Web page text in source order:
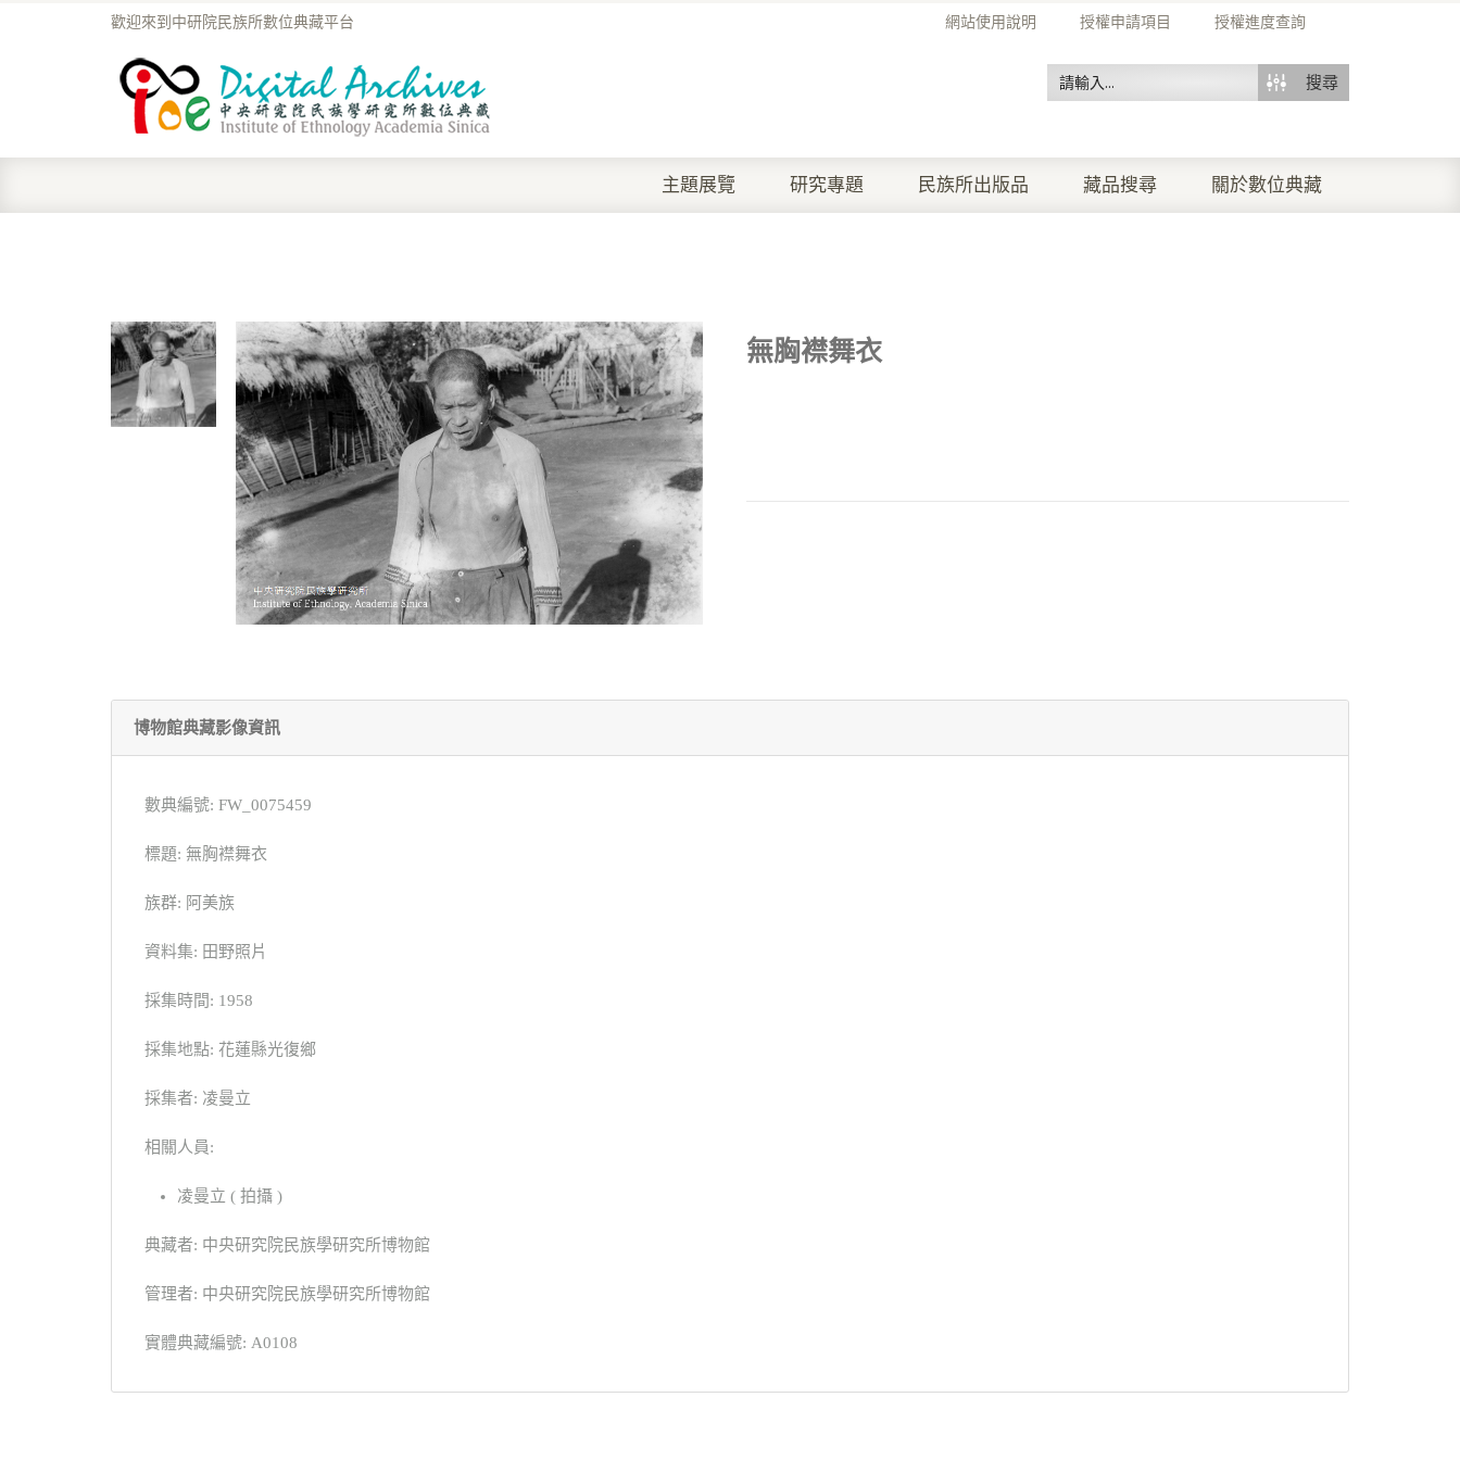
網站使用說明 授權申請項目 授權進度查詢
歡迎來到中研院民族所數位典藏平台
搜尋
主題展覽 研究專題 民族所出版品 藏品搜尋 關於數位典藏
無胸襟舞衣
博物館典藏影像資訊
數典編號: FW_0075459
標題: 無胸襟舞衣
族群: 阿美族
資料集: 田野照片
採集時間: 1958
採集地點: 花蓮縣光復鄉
採集者: 凌曼立
相關人員:
凌曼立 ( 拍攝 )
典藏者: 中央研究院民族學研究所博物館
管理者: 中央研究院民族學研究所博物館
實體典藏編號: A0108